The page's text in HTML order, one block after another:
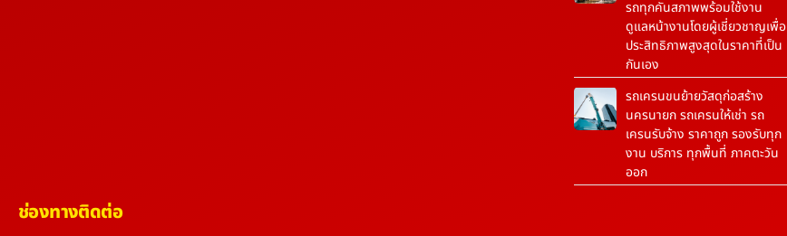
รถทุกคันสภาพพร้อมใช้งาน
ดูแลหน้างานโดยผู้เชี่ยวชาญเพื่อ
ประสิทธิภาพสูงสุดในราคาที่เป็น
กันเอง
รถเครนขนย้ายวัสดุก่อสร้าง
นครนายก รถเครนให้เช่า รถ
เครนรับจ้าง ราคาถูก รองรับทุก
งาน บริการ ทุกพื้นที่ ภาคตะวัน
ออก
ช่องทางติดต่อ